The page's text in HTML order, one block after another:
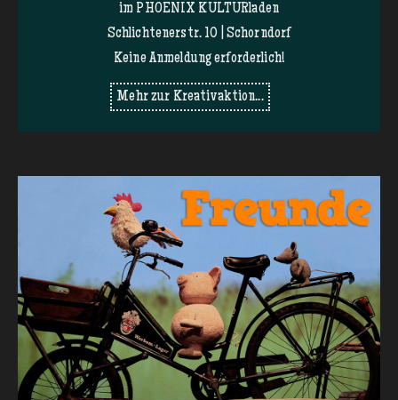
im PHOENIX KULTURladen
Schlichtenerstr. 10 | Schorndorf
Keine Anmeldung erforderlich!
Mehr zur Kreativaktion...